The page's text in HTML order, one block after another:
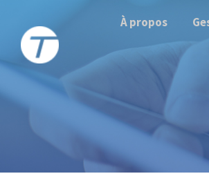
À propos